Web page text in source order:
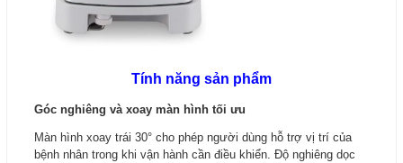
Tính năng sản phẩm
Góc nghiêng và xoay màn hình tối ưu
Màn hình xoay trái 30° cho phép người dùng hỗ trợ vị trí của
bệnh nhân trong khi vận hành cần điều khiển. Độ nghiêng dọc